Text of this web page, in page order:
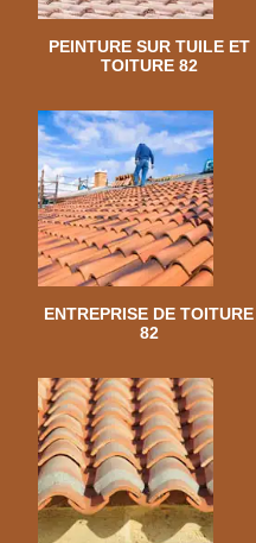
PEINTURE SUR TUILE ET
TOITURE 82
ENTREPRISE DE TOITURE
82